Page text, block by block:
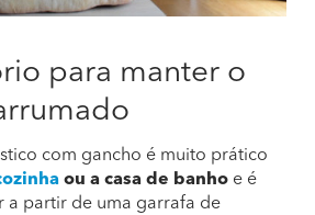
para manter o
com gancho é muito prático
ou a casa de banho e é
a partir de uma garrafa de